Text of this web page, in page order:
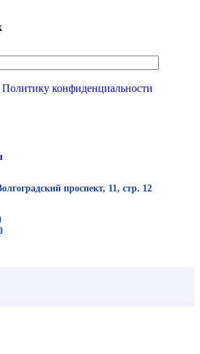
Политику конфиденциальности
проспект, 11, стр. 12